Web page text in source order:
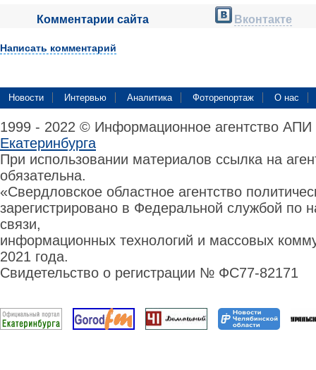
Комментарии сайта Вконтакте
Написать комментарий
Новости Интервью Аналитика Фоторепортаж О нас
1999 - 2022 © Информационное агентство
Екатеринбурга
При использовании материалов ссылка на
обязательна.
«Свердловское областное агентство
зарегистрировано в Федеральной службой по
связи,
информационных технологий и массовых
2021 года.
Свидетельство о регистрации № ФС77-82171